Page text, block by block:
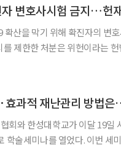
변호사시험 금지…헌
확산을 막기 위해 확진자의 변
한한 처분은 위헌이라는 헌법재판소
회와 한성대학교가 이달 19일
이번 세미나에서는 코로나19 팬데믹에 대한 대응